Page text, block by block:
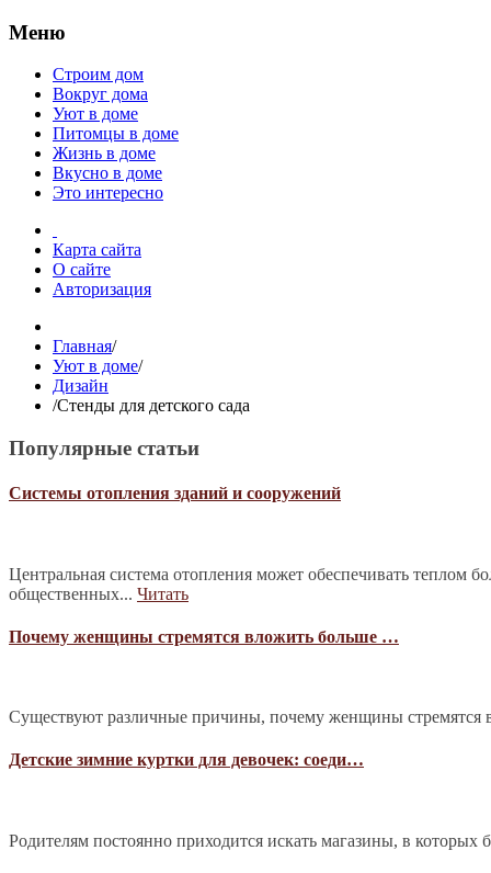
Меню
Строим дом
Вокруг дома
Уют в доме
Питомцы в доме
Жизнь в доме
Вкусно в доме
Это интересно
Карта сайта
О сайте
Авторизация
Главная/
Уют в доме/
Дизайн
/Стенды для детского сада
Популярные статьи
Системы отопления зданий и сооружений
Центральная система отопления может обеспечивать
общественных... Читать
Почему женщины стремятся вложить больше …
Существуют различные причины, почему женщины
Детские зимние куртки для девочек: соеди…
Родителям постоянно приходится искать магазины, в